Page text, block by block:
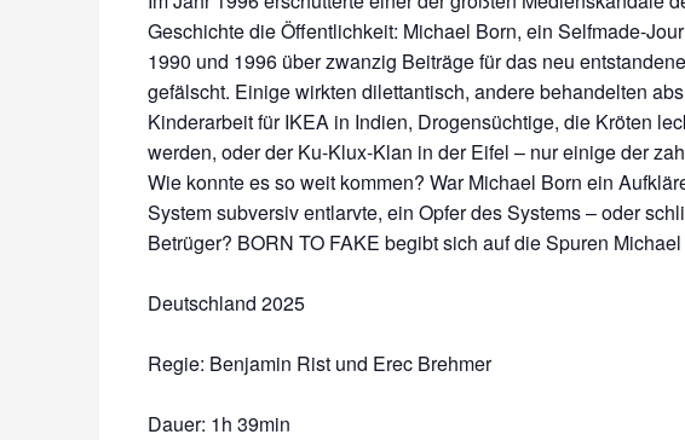
Geschichte die Öffentlichkeit: Michael Born, ein Selfmade-
1990 und 1996 über zwanzig Beiträge für das neu
gefälscht. Einige wirkten dilettantisch, andere behandelten
Kinderarbeit für IKEA in Indien, Drogensüchtige, die Kröten
werden, oder der Ku-Klux-Klan in der Eifel – nur einige der
Wie konnte es so weit kommen? War Michael Born ein
System subversiv entlarvte, ein Opfer des Systems – oder
Betrüger? BORN TO FAKE begibt sich auf die Spuren
Deutschland 2025
Regie: Benjamin Rist und Erec Brehmer
Dauer: 1h 39min